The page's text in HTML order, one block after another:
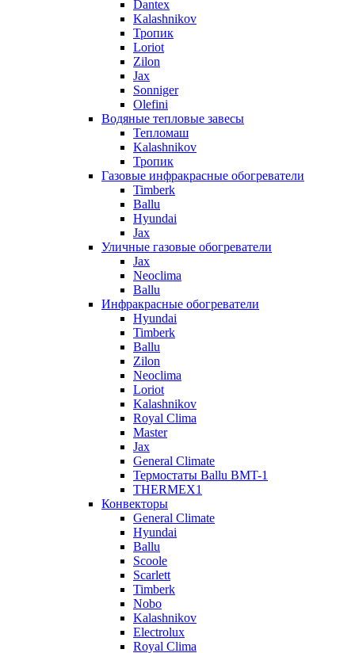
Dantex
Kalashnikov
Тропик
Loriot
Zilon
Jax
Sonniger
Olefini
Водяные тепловые завесы
Тепломаш
Kalashnikov
Тропик
Газовые инфракрасные обогреватели
Timberk
Ballu
Hyundai
Jax
Уличные газовые обогреватели
Jax
Neoclima
Ballu
Инфракрасные обогреватели
Hyundai
Timberk
Ballu
Zilon
Neoclima
Loriot
Kalashnikov
Royal Clima
Master
Jax
General Climate
Термостаты Ballu BMT-1
THERMEX1
Конвекторы
General Climate
Hyundai
Ballu
Scoole
Scarlett
Timberk
Nobo
Kalashnikov
Electrolux
Royal Clima